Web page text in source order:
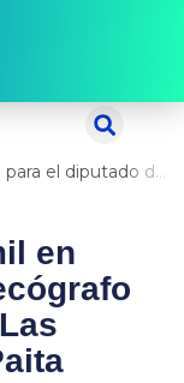
Fiscalía pide más de 9 años de cárcel para el diputado de oposición Harvey Colchado
en